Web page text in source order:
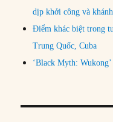
dịp khởi công và
Điểm khác biệt trong
Trung Quốc, Cuba
‘Black Myth: